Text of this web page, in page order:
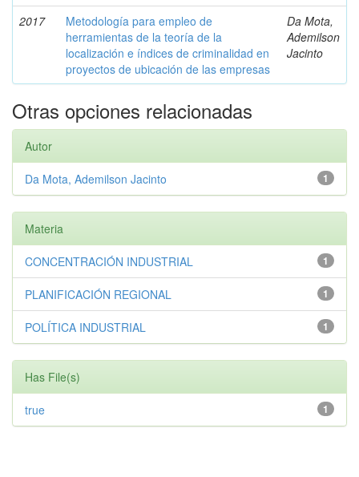
2017
Metodología para empleo de
herramientas de la teoría de la
localización e índices de criminalidad en
proyectos de ubicación de las empresas
Da Mota,
Ademilson
Jacinto
Otras opciones relacionadas
Autor
1
Da Mota, Ademilson Jacinto
Materia
1
CONCENTRACIÓN INDUSTRIAL
1
PLANIFICACIÓN REGIONAL
1
POLÍTICA INDUSTRIAL
Has File(s)
1
true